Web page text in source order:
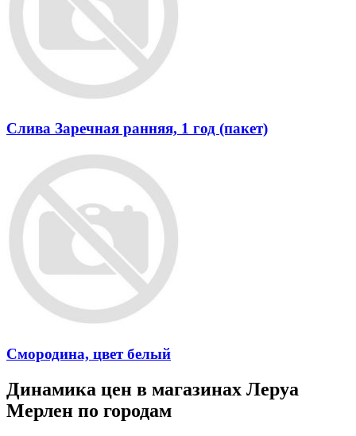
Слива Заречная ранняя, 1 год (пакет)
Смородина, цвет белый
Динамика цен в магазинах Леруа
Мерлен по городам